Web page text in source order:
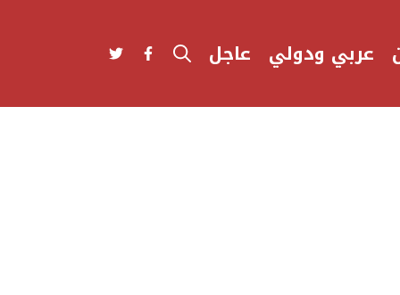
عربي ودولي عاجل